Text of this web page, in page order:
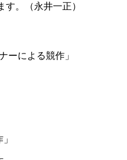
。（永井一正）
ーによる競作」